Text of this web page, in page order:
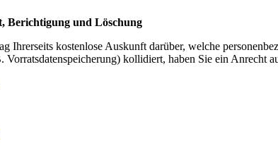
Berichtigung und Löschung
Ihrerseits kostenlose Auskunft darüber, welche
kollidiert, haben Sie ein Anrecht